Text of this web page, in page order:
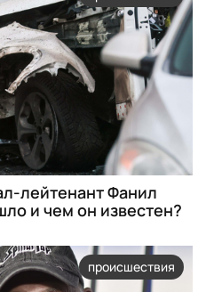
лейтенант Фанил
и чем он известен?
происшествия